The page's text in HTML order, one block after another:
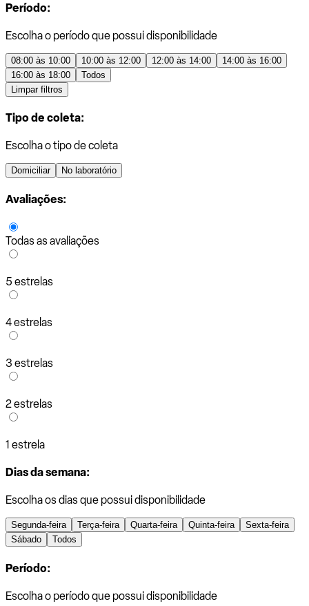
Período:
Escolha o período que possui disponibilidade
08:00 às 10:00 10:00 às 12:00 12:00 às 14:00
14:00 às 16:00
16:00 às 18:00
Todos
Limpar filtros
Tipo de coleta:
Escolha o tipo de coleta
Domiciliar No laboratório
Avaliações:
Todas as avaliações
5 estrelas
4 estrelas
3 estrelas
2 estrelas
1 estrela
Dias da semana:
Escolha os dias que possui disponibilidade
Segunda-feira Terça-feira Quarta-feira Quinta-feira
Sexta-feira
Sábado
Todos
Período:
Escolha o período que possui disponibilidade